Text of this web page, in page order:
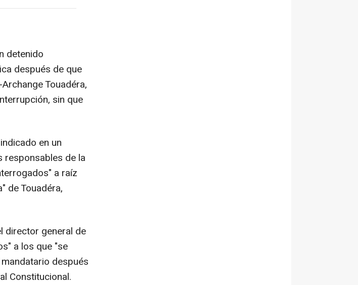
detenido
después de que
Touadéra,
sin que
en un
responsables de la
a raíz
de Touadéra,
director general de
a los que "se
después
Constitucional.